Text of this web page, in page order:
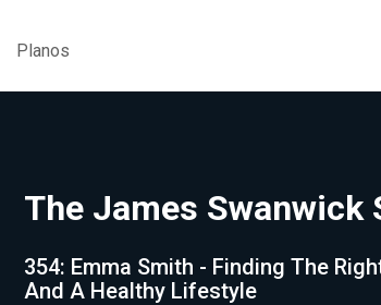
Planos
The James Swanwick
354: Emma Smith - Finding The
And A Healthy Lifestyle